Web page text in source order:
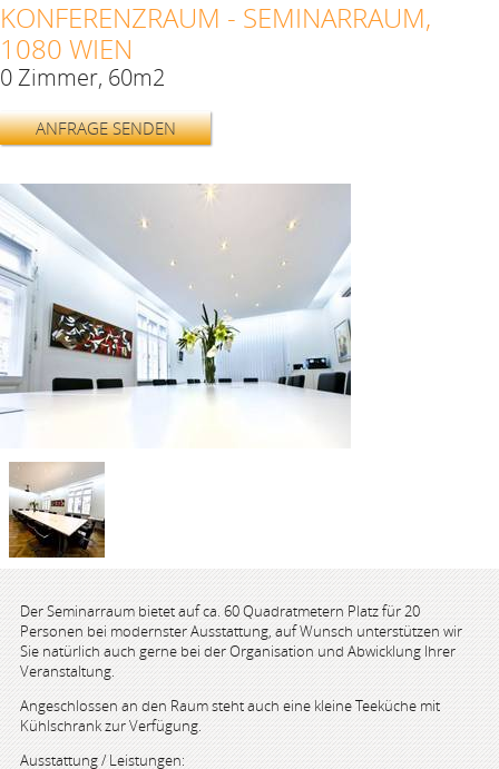
KONFERENZRAUM - SEMINARRAUM,
1080 WIEN
0 Zimmer, 60m2
ANFRAGE SENDEN
Der Seminarraum bietet auf ca. 60 Quadratmetern Platz für 20
Personen bei modernster Ausstattung, auf Wunsch unterstützen wir
Sie natürlich auch gerne bei der Organisation und Abwicklung Ihrer
Veranstaltung.
Angeschlossen an den Raum steht auch eine kleine Teeküche mit
Kühlschrank zur Verfügung.
Ausstattung / Leistungen: